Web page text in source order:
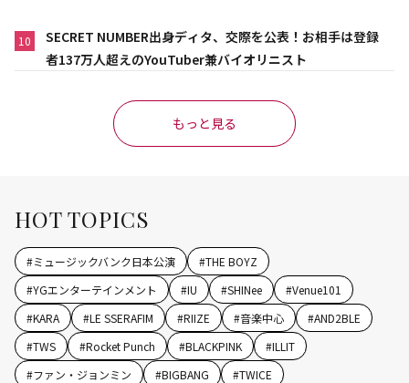
10
SECRET NUMBER出身ディタ、交際を公表！お相手は登録
者137万人超えのYouTuber兼バイオリニスト
もっと見る
HOT TOPICS
#ミュージックバンク日本公演 #THE BOYZ
#YGエンターテインメント #IU #SHINee #Venue101
#KARA #LE SSERAFIM #RIIZE #音楽中心 #AND2BLE
#TWS #Rocket Punch #BLACKPINK #ILLIT
#ファン・ジョンミン #BIGBANG #TWICE